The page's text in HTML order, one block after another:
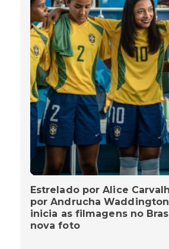
Estrelado por Alice
por Andrucha
inicia as filmagens no
nova foto